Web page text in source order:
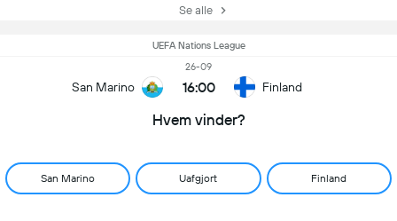
Se alle
UEFA Nations League
San Marino
26-09
16:00 Finland
Hvem vinder?
San Marino Uafgjort Finland